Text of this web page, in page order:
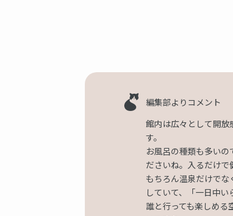
編集部よりコメント
館内は広々として開放
す。
お風呂の種類も多いの
ださいね。入るだけで
もちろん温泉だけで
していて、「一日中い
誰と行っても楽しめ